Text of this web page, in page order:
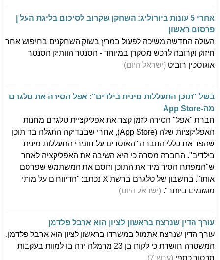
אחרי 5 עונות ביורוליג: השחקן שקרוב לסיכום בליגת העל |
פרסום ראשון
העולה החדשה משיכה לפעול במרץ בשוק השחקנים בחיפוש אחר
חיזוק וקרובה לרכש מסקרן במיוחד - הסנטר הוותיק הסנטר
אוגוסטין רוביט (ישראל היום)
בשל "תוכן התעללות מינית בילדים": אפל הסירה את טלגרם
מה-App Store
חברת "אפל" הסירה לזמן קצר את אפליקציית טלגרם מחנות
האפליקציות שלה (App Store), אחרי שבבדיקה התגלה בה תוכן
שהפר את כללי החברה "האוסרים על חומרי התעללות מינית
בילדים". החברה מסרה כי היא השיבה את האפליקציה לאחר
ש"המפתח הסיר מיד את התוכן וחסם את המשתמש שפרסם
אותו". בחשבון של טלגרם ברשת X נכתב: "הדיווחים על מותי
מוגזמים ביותר". (ישראל היום)
עורך הדין שנרצח בראשון לציון הוא ארבל פלדמן
עורך הדין שנרצח אתמול במשרדו בראשון לציון הוא ארבל פלדמן.
המשטרה חושדת כי לקוח בן 23 מרמלה ירה בו למוות בעקבות
סכסוך כספי (ערוץ 7)